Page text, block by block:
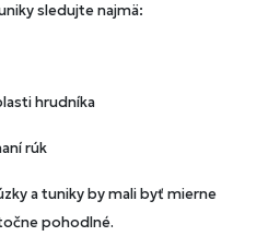
sledujte najmä:
hrudníka
rúk
a tuniky by mali byť mierne
pohodlné.